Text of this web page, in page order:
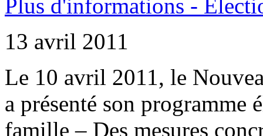
Plus d'informations -
13 avril 2011
Le 10 avril 2011, le
a présenté son
famille – Des mesures